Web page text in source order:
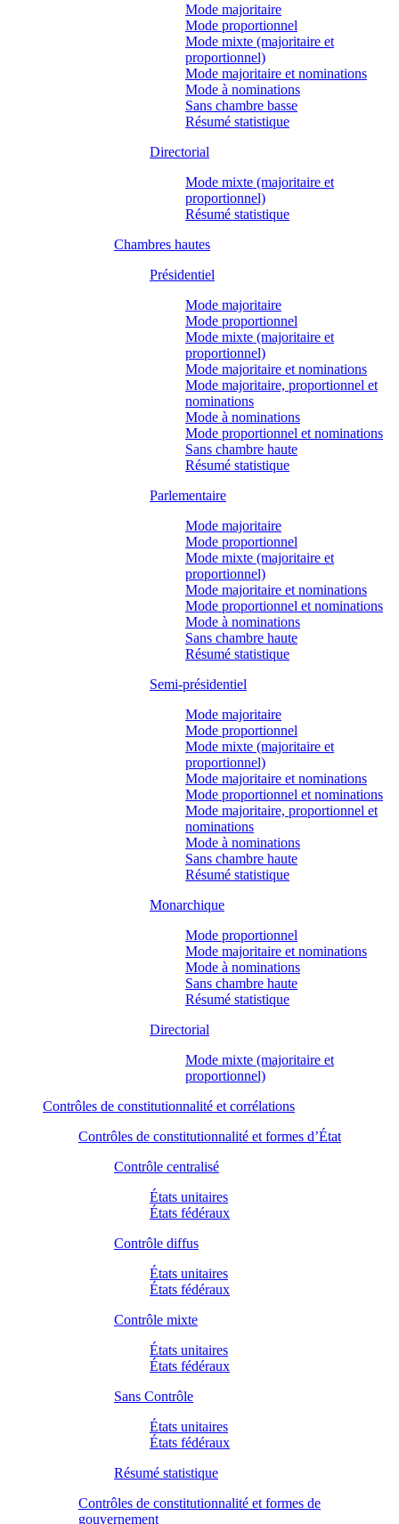
Mode majoritaire
Mode proportionnel
Mode mixte (majoritaire et
proportionnel)
Mode majoritaire et nominations
Mode à nominations
Sans chambre basse
Résumé statistique
Directorial
Mode mixte (majoritaire et
proportionnel)
Résumé statistique
Chambres hautes
Présidentiel
Mode majoritaire
Mode proportionnel
Mode mixte (majoritaire et
proportionnel)
Mode majoritaire et nominations
Mode majoritaire, proportionnel et
nominations
Mode à nominations
Mode proportionnel et nominations
Sans chambre haute
Résumé statistique
Parlementaire
Mode majoritaire
Mode proportionnel
Mode mixte (majoritaire et
proportionnel)
Mode majoritaire et nominations
Mode proportionnel et nominations
Mode à nominations
Sans chambre haute
Résumé statistique
Semi-présidentiel
Mode majoritaire
Mode proportionnel
Mode mixte (majoritaire et
proportionnel)
Mode majoritaire et nominations
Mode proportionnel et nominations
Mode majoritaire, proportionnel et
nominations
Mode à nominations
Sans chambre haute
Résumé statistique
Monarchique
Mode proportionnel
Mode majoritaire et nominations
Mode à nominations
Sans chambre haute
Résumé statistique
Directorial
Mode mixte (majoritaire et
proportionnel)
Contrôles de constitutionnalité et corrélations
Contrôles de constitutionnalité et formes d’État
Contrôle centralisé
États unitaires
États fédéraux
Contrôle diffus
États unitaires
États fédéraux
Contrôle mixte
États unitaires
États fédéraux
Sans Contrôle
États unitaires
États fédéraux
Résumé statistique
Contrôles de constitutionnalité et formes de
gouvernement